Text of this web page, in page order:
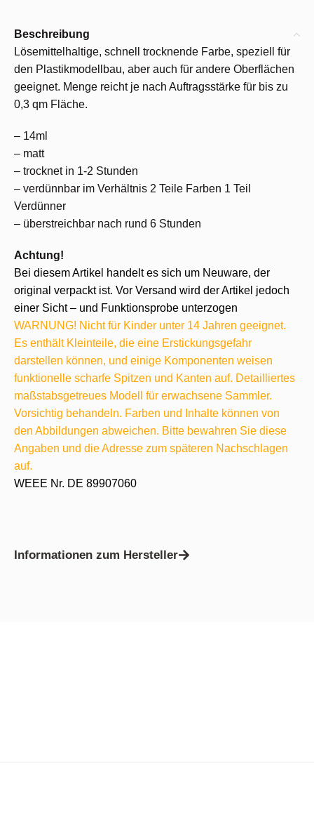
Beschreibung
Lösemittelhaltige, schnell trocknende Farbe, speziell für
den Plastikmodellbau, aber auch für andere Oberflächen
geeignet. Menge reicht je nach Auftragsstärke für bis zu
0,3 qm Fläche.
– 14ml
– matt
– trocknet in 1-2 Stunden
– verdünnbar im Verhältnis 2 Teile Farben 1 Teil
Verdünner
– überstreichbar nach rund 6 Stunden
Achtung!
Bei diesem Artikel handelt es sich um Neuware, der
original verpackt ist. Vor Versand wird der Artikel jedoch
einer Sicht – und Funktionsprobe unterzogen
WARNUNG! Nicht für Kinder unter 14 Jahren geeignet.
Es enthält Kleinteile, die eine Erstickungsgefahr
darstellen können, und einige Komponenten weisen
funktionelle scharfe Spitzen und Kanten auf. Detailliertes
maßstabsgetreues Modell für erwachsene Sammler.
Vorsichtig behandeln. Farben und Inhalte können von
den Abbildungen abweichen. Bitte bewahren Sie diese
Angaben und die Adresse zum späteren Nachschlagen
auf.
WEEE Nr. DE 89907060
Informationen zum Hersteller